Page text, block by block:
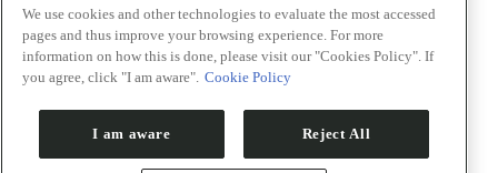
UFRJ
IBM
INTEC
ESSS
© VIII Workshop in Microfluidics
We use cookies and other technologies to evaluate the most accessed
pages and thus improve your browsing experience. For more
information on how this is done, please visit our "Cookies Policy". If
you agree, click "I am aware". Cookie Policy
I am aware Reject All